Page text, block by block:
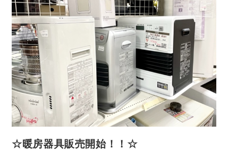
☆暖房器具販売開始！！☆